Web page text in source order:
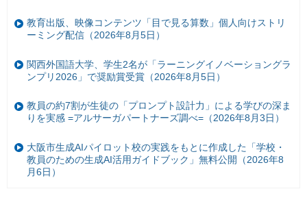
教育出版、映像コンテンツ「目で見る算数」個人向けストリ
ーミング配信（2026年8月5日）
関西外国語大学、学生2名が「ラーニングイノベーショングラ
ンプリ2026」で奨励賞受賞（2026年8月5日）
教員の約7割が生徒の「プロンプト設計力」による学びの深ま
りを実感 =アルサーガパートナーズ調べ=（2026年8月3日）
大阪市生成AIパイロット校の実践をもとに作成した「学校・
教員のための生成AI活用ガイドブック」無料公開（2026年8
月6日）